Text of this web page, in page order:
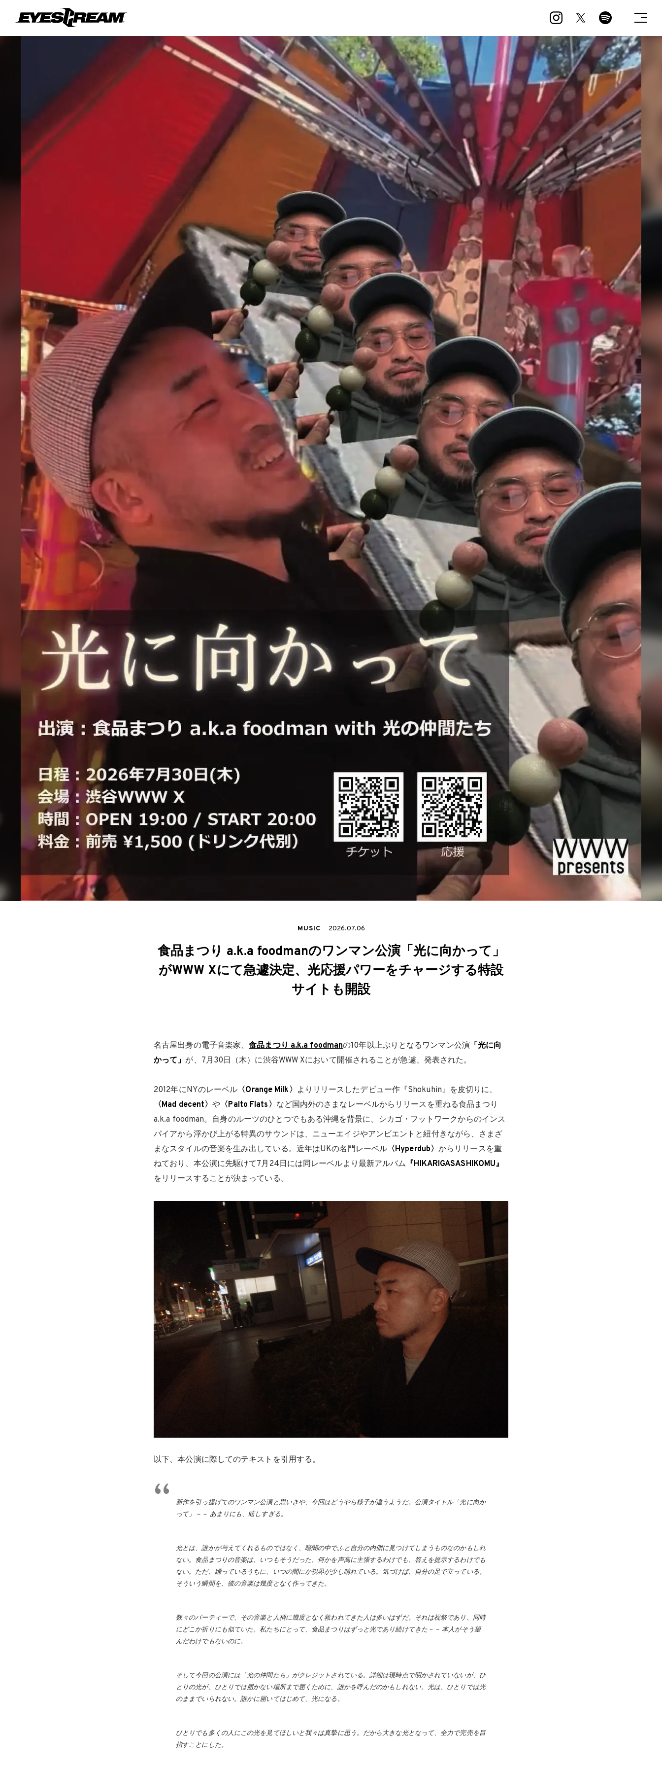
MUSIC 2026.07.06
食品まつり a.k.a foodmanのワンマン公演「光に向かって」
がWWW Xにて急遽決定、光応援パワーをチャージする特設
サイトも開設
名古屋出身の電子音楽家、食品まつり a.k.a foodmanの10年以上ぶりとなるワンマン公演「光に向
かって」が、7月30日（木）に渋谷WWW Xにおいて開催されることが急遽、発表された。
2012年にNYのレーベル 〈Orange Milk〉 よりリリースしたデビュー作『Shokuhin』を皮切りに、
〈Mad decent〉や 〈Palto Flats〉 など国内外のさまなレーベルからリリースを重ねる食品まつり
a.k.a foodman。自身のルーツのひとつでもある沖縄を背景に、シカゴ・フットワークからのインス
パイアから浮かび上がる特異のサウンドは、ニューエイジやアンビエントと紐付きながら、さまざ
まなスタイルの音楽を生み出している。近年はUKの名門レーベル 〈Hyperdub〉からリリースを重
ねており、本公演に先駆けて7月24日には同レーベルより最新アルバム 『HIKARIGASASHIKOMU』
をリリースすることが決まっている。
以下、本公演に際してのテキストを引用する。
新作を引っ提げてのワンマン公演と思いきや、今回はどうやら様子が違うようだ。公演タイトル「光に向か
って」－－ あまりにも、眩しすぎる。
光とは、誰かが与えてくれるものではなく、暗闇の中でふと自分の内側に見つけてしまうものなのかもしれ
ない。食品まつりの音楽は、いつもそうだった。何かを声高に主張するわけでも、答えを提示するわけでも
ない。ただ、踊っているうちに、いつの間にか視界が少し晴れている。気づけば、自分の足で立っている。
そういう瞬間を、彼の音楽は幾度となく作ってきた。
数々のパーティーで、その音楽と人柄に幾度となく救われてきた人は多いはずだ。それは祝祭であり、同時
にどこか祈りにも似ていた。私たちにとって、食品まつりはずっと光であり続けてきた－－ 本人がそう望
んだわけでもないのに。
そして今回の公演には「光の仲間たち」がクレジットされている。詳細は現時点で明かされていないが、ひ
とりの光が、ひとりでは届かない場所まで届くために、誰かを呼んだのかもしれない。光は、ひとりでは光
のままでいられない。誰かに届いてはじめて、光になる。
ひとりでも多くの人にこの光を見てほしいと我々は真摯に思う。だから大きな光となって、全力で完売を目
指すことにした。